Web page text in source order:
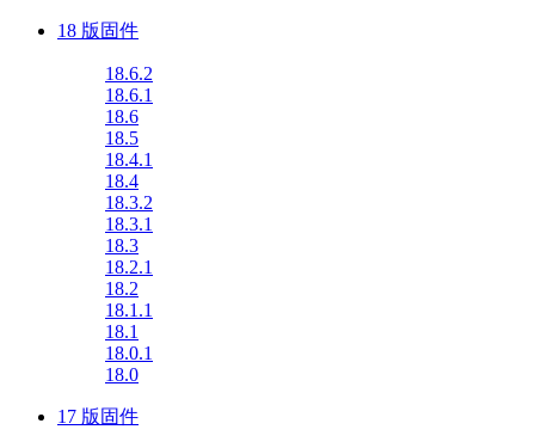
18 版固件
18.6.2
18.6.1
18.6
18.5
18.4.1
18.4
18.3.2
18.3.1
18.3
18.2.1
18.2
18.1.1
18.1
18.0.1
18.0
17 版固件